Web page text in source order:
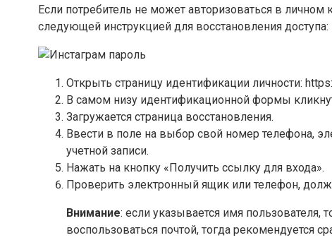
Если потребитель не может авторизоваться в личном
следующей инструкцией для восстановления доступа:
Открыть страницу идентификации личности:
В самом низу идентификационной формы
Загружается страница восстановления.
Ввести в поле на выбор свой номер телефона,
учетной записи.
Нажать на кнопку «Получить ссылку для входа».
Проверить электронный ящик или телефон,
Внимание: если указывается имя пользователя,
воспользоваться почтой, тогда рекомендуется